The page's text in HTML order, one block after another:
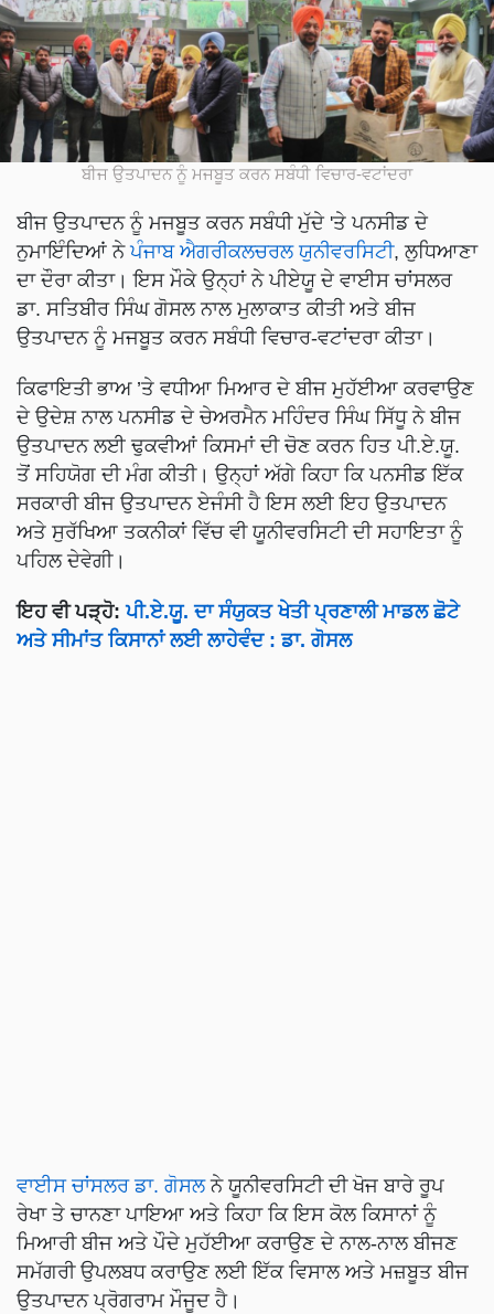
ਬੀਜ ਉਤਪਾਦਨ ਨੂੰ ਮਜਬੂਤ ਕਰਨ ਸਬੰਧੀ ਵਿਚਾਰ-ਵਟਾਂਦਰਾ
ਬੀਜ ਉਤਪਾਦਨ ਨੂੰ ਮਜਬੂਤ ਕਰਨ ਸਬੰਧੀ ਮੁੱਦੇ 'ਤੇ ਪਨਸੀਡ ਦੇ
ਨੁਮਾਇੰਦਿਆਂ ਨੇਪੰਜਾਬ ਐਗਰੀਕਲਚਰਲ ਯੁਨੀਵਰਸਿਟੀ, ਲੁਧਿਆਣਾ
ਦਾ ਦੌਰਾ ਕੀਤਾ। ਇਸ ਮੌਕੇ ਉਨ੍ਹਾਂ ਨੇ ਪੀਏਯੂ ਦੇ ਵਾਈਸ ਚਾਂਸਲਰ
ਡਾ. ਸਤਿਬੀਰ ਸਿੰਘ ਗੋਸਲ ਨਾਲ ਮੁਲਾਕਾਤ ਕੀਤੀ ਅਤੇ ਬੀਜ
ਉਤਪਾਦਨ ਨੂੰ ਮਜਬੂਤ ਕਰਨ ਸਬੰਧੀ ਵਿਚਾਰ-ਵਟਾਂਦਰਾ ਕੀਤਾ।
ਕਿਫਾਇਤੀ ਭਾਅ ’ਤੇ ਵਧੀਆ ਮਿਆਰ ਦੇ ਬੀਜ ਮੁਹੱਈਆ ਕਰਵਾਉਣ
ਦੇ ਉਦੇਸ਼ ਨਾਲ ਪਨਸੀਡ ਦੇ ਚੇਅਰਮੈਨ ਮਹਿੰਦਰ ਸਿੰਘ ਸਿੱਧੂ ਨੇ ਬੀਜ
ਉਤਪਾਦਨ ਲਈ ਢੁਕਵੀਆਂ ਕਿਸਮਾਂ ਦੀ ਚੋਣ ਕਰਨ ਹਿਤ ਪੀ.ਏ.ਯੂ.
ਤੋਂ ਸਹਿਯੋਗ ਦੀ ਮੰਗ ਕੀਤੀ। ਉਨ੍ਹਾਂ ਅੱਗੇ ਕਿਹਾ ਕਿ ਪਨਸੀਡ ਇੱਕ
ਸਰਕਾਰੀ ਬੀਜ ਉਤਪਾਦਨ ਏਜੰਸੀ ਹੈ ਇਸ ਲਈ ਇਹ ਉਤਪਾਦਨ
ਅਤੇ ਸੁਰੱਖਿਆ ਤਕਨੀਕਾਂ ਵਿੱਚ ਵੀ ਯੂਨੀਵਰਸਿਟੀ ਦੀ ਸਹਾਇਤਾ ਨੂੰ
ਪਹਿਲ ਦੇਵੇਗੀ।
ਇਹ ਵੀ ਪੜ੍ਹੋ: ਪੀ.ਏ.ਯੂ. ਦਾ ਸੰਯੁਕਤ ਖੇਤੀ ਪ੍ਰਣਾਲੀ ਮਾਡਲ ਛੋਟੇ
ਅਤੇ ਸੀਮਾਂਤ ਕਿਸਾਨਾਂ ਲਈ ਲਾਹੇਵੰਦ : ਡਾ. ਗੋਸਲ
ਵਾਈਸ ਚਾਂਸਲਰ ਡਾ. ਗੋਸਲਨੇ ਯੂਨੀਵਰਸਿਟੀ ਦੀ ਖੋਜ ਬਾਰੇ ਰੂਪ
ਰੇਖਾ ਤੇ ਚਾਨਣਾ ਪਾਇਆ ਅਤੇ ਕਿਹਾ ਕਿ ਇਸ ਕੋਲ ਕਿਸਾਨਾਂ ਨੂੰ
ਮਿਆਰੀ ਬੀਜ ਅਤੇ ਪੌਦੇ ਮੁਹੱਈਆ ਕਰਾਉਣ ਦੇ ਨਾਲ-ਨਾਲ ਬੀਜਣ
ਸਮੱਗਰੀ ਉਪਲਬਧ ਕਰਾਉਣ ਲਈ ਇੱਕ ਵਿਸਾਲ ਅਤੇ ਮਜ਼ਬੂਤ ਬੀਜ
ਉਤਪਾਦਨ ਪ੍ਰੋਗਰਾਮ ਮੌਜੂਦ ਹੈ।